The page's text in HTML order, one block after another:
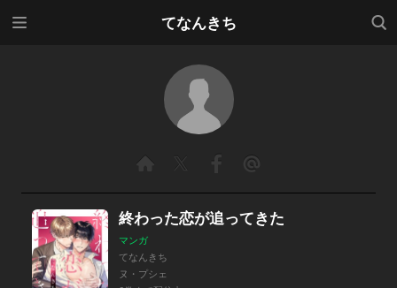
てなんきち
検索
終わった恋が追ってきた
マンガ
てなんきち
ヌ・プシェ